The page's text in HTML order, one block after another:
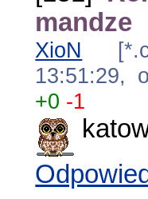
mandze
XioN
13:51:29,
+0 -1